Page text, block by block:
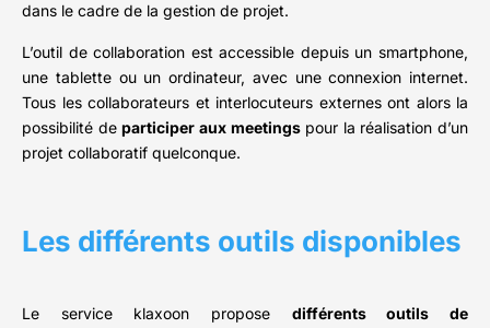
dans le cadre de la gestion de projet.
L’outil de collaboration est accessible depuis un smartphone,
une tablette ou un ordinateur, avec une connexion internet.
Tous les collaborateurs et interlocuteurs externes ont alors la
possibilité departiciper aux meetingspour la réalisation d’un
projet collaboratif quelconque.
Les différents outils disponibles
Le service klaxoon propose différents outils de